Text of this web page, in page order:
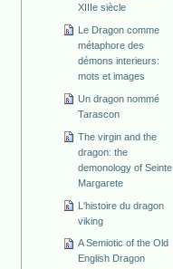
XIIIe siècle
Le Dragon comme
métaphore des
démons interieurs:
mots et images
Un dragon nommé
Tarascon
The virgin and the
dragon: the
demonology of Seinte
Margarete
L'histoire du dragon
viking
A Semiotic of the Old
English Dragon